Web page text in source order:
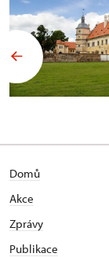
Domů
Akce
Zprávy
Publikace